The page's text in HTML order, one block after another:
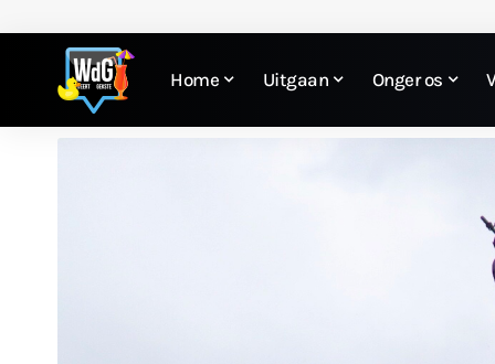
Home Uitgaan Onger os